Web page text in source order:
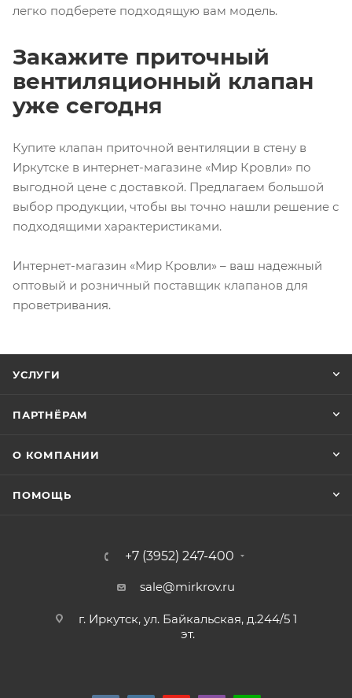
легко подберете подходящую вам модель.
Закажите приточный
вентиляционный клапан
уже сегодня
Купите клапан приточной вентиляции в стену в
Иркутске в интернет-магазине «Мир Кровли» по
выгодной цене с доставкой. Предлагаем большой
выбор продукции, чтобы вы точно нашли решение с
подходящими характеристиками.
Интернет-магазин «Мир Кровли» – ваш надежный
оптовый и розничный поставщик клапанов для
проветривания.
УСЛУГИ
ПАРТНЁРАМ
О КОМПАНИИ
ПОМОЩЬ
+7 (3952) 247-400
sale@mirkrov.ru
г. Иркутск, ул. Байкальская, д.244/5 1
эт.